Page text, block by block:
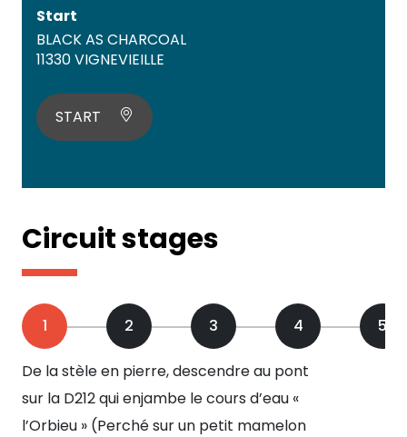
Start
BLACK AS CHARCOAL
11330 VIGNEVIEILLE
START
Circuit stages
1 2 3 4 5
De la stèle en pierre, descendre au pont
sur la D212 qui enjambe le cours d’eau «
l’Orbieu » (Perché sur un petit mamelon